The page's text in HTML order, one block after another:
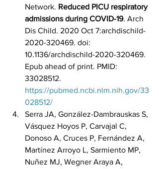
Network. Reduced PICU respiratory
admissions during COVID-19. Arch
Dis Child. 2020 Oct 7:archdischild-
2020-320469. doi:
10.1136/archdischild-2020-320469.
Epub ahead of print. PMID:
33028512.
https://pubmed.ncbi.nlm.nih.gov/33
028512/
Serra JA, González-Dambrauskas S,
Vásquez Hoyos P, Carvajal C,
Donoso A, Cruces P, Fernández A,
Martínez Arroyo L, Sarmiento MP,
Nuñez MJ, Wegner Araya A,